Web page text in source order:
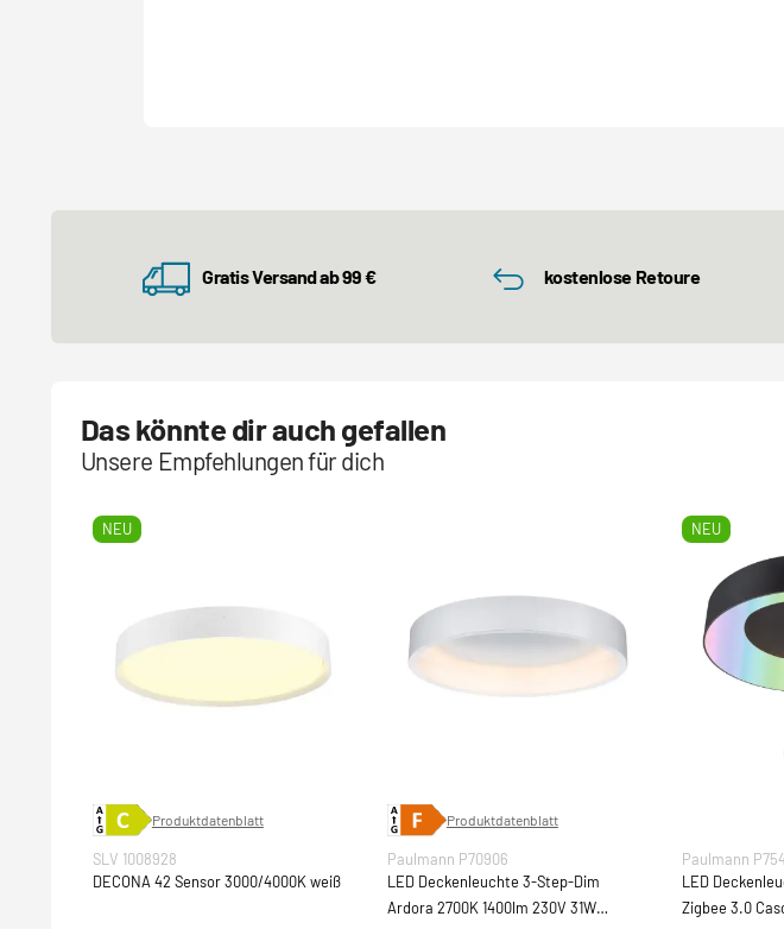
Gratis Versand ab 99 € kostenlose Retoure
Das könnte dir auch gefallen
Unsere Empfehlungen für dich
NEU
Produktdatenblatt
SLV 1008928
DECONA 42 Sensor 3000/4000K weiß
Produktdatenblatt
Paulmann P70906
LED Deckenleuchte 3-Step-Dim
Ardora 2700K 1400lm 230V 31W
NEU
Paulmann
LED
Zigbee 3.0 Casca IP44